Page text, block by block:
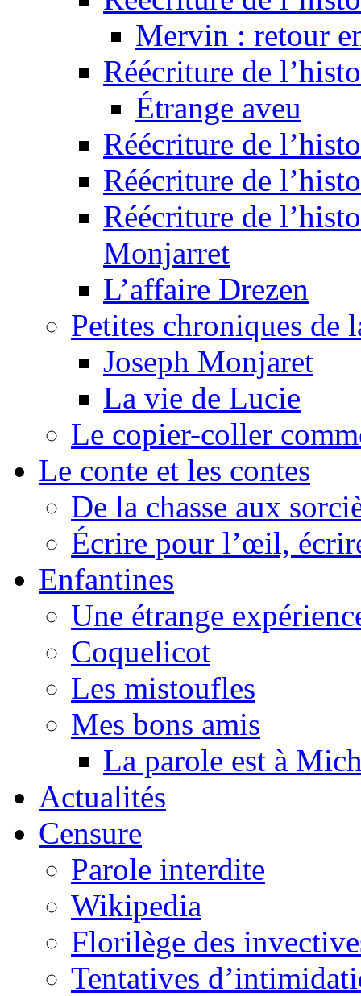
Mervin : retour
Réécriture de
Étrange aveu
Réécriture de
Réécriture de
Réécriture de
Monjarret
L’affaire Drezen
Petites chroniques de
Joseph Monjaret
La vie de Lucie
Le copier-coller
Le conte et les contes
De la chasse aux
Écrire pour l’œil,
Enfantines
Une étrange
Coquelicot
Les mistoufles
Mes bons amis
La parole est à
Actualités
Censure
Parole interdite
Wikipedia
Florilège des
Tentatives